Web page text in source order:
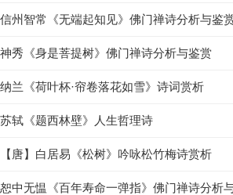
信州智常《无端起知见》佛门禅诗分析与鉴
神秀《身是菩提树》佛门禅诗分析与鉴赏
纳兰《荷叶杯·帘卷落花如雪》诗词赏析
苏轼《题西林壁》人生哲理诗
【唐】白居易《松树》吟咏松竹梅诗赏析
恕中无愠《百年寿命一弹指》佛门禅诗分析